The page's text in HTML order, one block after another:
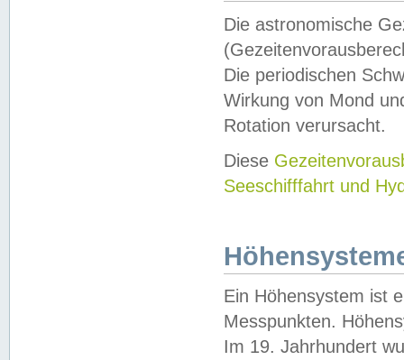
Die astronomische
Die periodischen
Wirkung von Mond
Rotation verursacht.
Diese
Seeschifffahrt und
Ein Höhensystem ist
Messpunkten.
Im 19. Jahrhundert